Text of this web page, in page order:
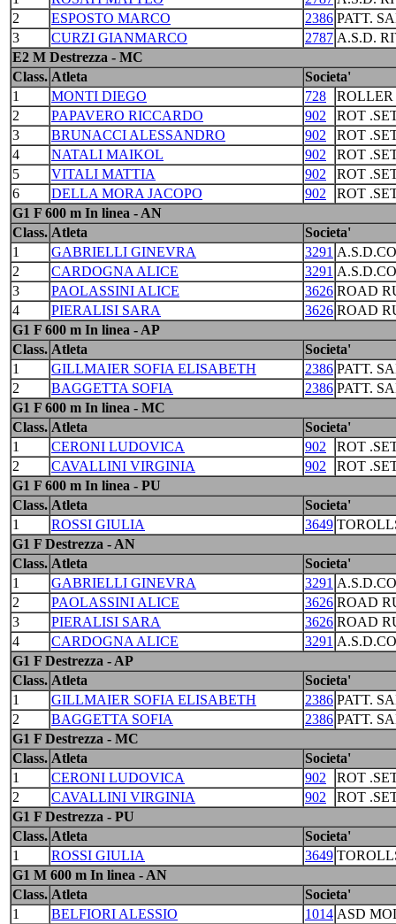
2
ESPOSTO MARCO 2386 PATT.
3
CURZI GIANMARCO 2787 A.S.D.
E2 M Destrezza - MC
Class. Atleta
Societa'
1
MONTI DIEGO 728
2
PAPAVERO RICCARDO 902
ROT
3
BRUNACCI ALESSANDRO 902
ROT
4
NATALI MAIKOL 902
ROT
5
VITALI MATTIA 902
ROT
6
DELLA MORA JACOPO 902
ROT
G1 F 600 m In linea - AN
Class. Atleta
Societa'
1
GABRIELLI GINEVRA 3291
2
CARDOGNA ALICE 3291
3
PAOLASSINI ALICE 3626 ROAD
4
PIERALISI SARA 3626 ROAD
G1 F 600 m In linea - AP
Class. Atleta
Societa'
1
GILLMAIER SOFIA ELISABETH 2386 PATT.
2
BAGGETTA SOFIA 2386 PATT.
G1 F 600 m In linea - MC
Class. Atleta
Societa'
1
CERONI LUDOVICA 902
ROT
2
CAVALLINI VIRGINIA 902
ROT
G1 F 600 m In linea - PU
Class. Atleta
Societa'
1
ROSSI GIULIA 3649
G1 F Destrezza - AN
Class. Atleta
Societa'
1
GABRIELLI GINEVRA 3291
2
PAOLASSINI ALICE 3626 ROAD
3
PIERALISI SARA 3626 ROAD
4
CARDOGNA ALICE 3291
G1 F Destrezza - AP
Class. Atleta
Societa'
1
GILLMAIER SOFIA ELISABETH 2386 PATT.
2
BAGGETTA SOFIA 2386 PATT.
G1 F Destrezza - MC
Class. Atleta
Societa'
1
CERONI LUDOVICA 902
ROT
2
CAVALLINI VIRGINIA 902
ROT
G1 F Destrezza - PU
Class. Atleta
Societa'
1
ROSSI GIULIA 3649
G1 M 600 m In linea - AN
Class. Atleta
Societa'
1
BELFIORI ALESSIO 1014 ASD